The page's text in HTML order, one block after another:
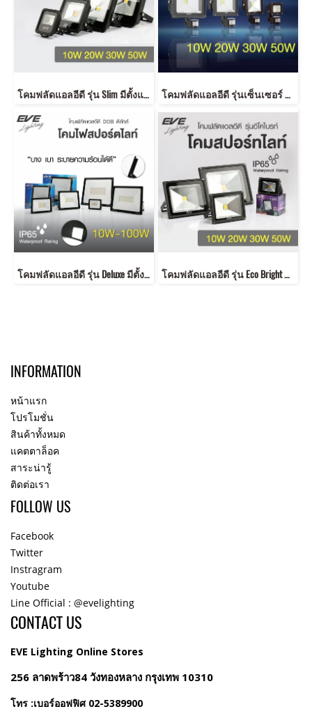
โคมฟลัดแอลอีดี รุ่น Slim มีตั้งแต่ขนาด 10 วัตต์ จนถึงขนาด 50 วัตต์ ให้มุมกระจายกว้าง มาตรฐาน IP65 กันน้ำกันฝุ่น LED Flood Slim 10, 20, 30, 50W โคมฟลัดแอลอีดี รุ่นเซ็นเซอร์ 10, 20, 30, 50 วัตต์ 220V เดย์ไลท์ วอร์ทไวท์ ติดอัตโนมัติเมื่อมีคนเดินผ่าน ประหยัดไฟ มาตรฐาน IP65 กันน้ำกันฝุ่น LED Flood Sensor 10, 20, 30, 50W 220V
โคมฟลัดแอลอีดี รุ่น Deluxe มีตั้งแต่ขนาด 10 วัตต์ จนถึงขนาด 100 วัตต์ ให้มุมกระจายแคบ ส่องสว่างได้ไกลขึ้น มาตรฐาน IP65 กันน้ำกันฝุ่น LED Floodlight DOB Deluxe 10, 20, 30, 50,100W โคมฟลัดแอลอีดี รุ่น Eco Bright มีตั้งแต่ขนาด 10 วัตต์ จนถึงขนาด 50 วัตต์ ให้มุมกระจายกว้าง มาตรฐาน IP65 กันน้ำกันฝุ่น LED Floodlight ECO Bright 10, 20, 30, 50W
INFORMATION
หน้าแรก
โปรโมชั่น
สินค้าทั้งหมด
แคตตาล็อค
สาระน่ารู้
ติดต่อเรา
FOLLOW US
Facebook
Twitter
Instragram
Youtube
Line Official : @evelighting
CONTACT US
EVE Lighting Online Stores
256 ลาดพร้าว84 วังทองหลาง กรุงเทพ 10310
โทร :เบอร์ออฟฟิศ 02-5389900